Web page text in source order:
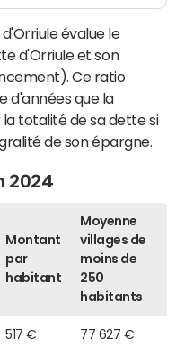
évalue le
d'Orriule et son
Ce ratio
d'années que la
totalité de sa dette si
de son épargne.
2024
Montant
par
habitant
Moyenne
villages de
moins de
250
habitants
517 € 77 627 €